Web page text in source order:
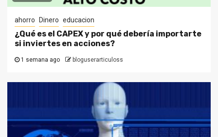
ahorro Dinero educacion
¿Qué es el CAPEX y por qué debería importarte
si inviertes en acciones?
1 semana ago bloguserarticuloss